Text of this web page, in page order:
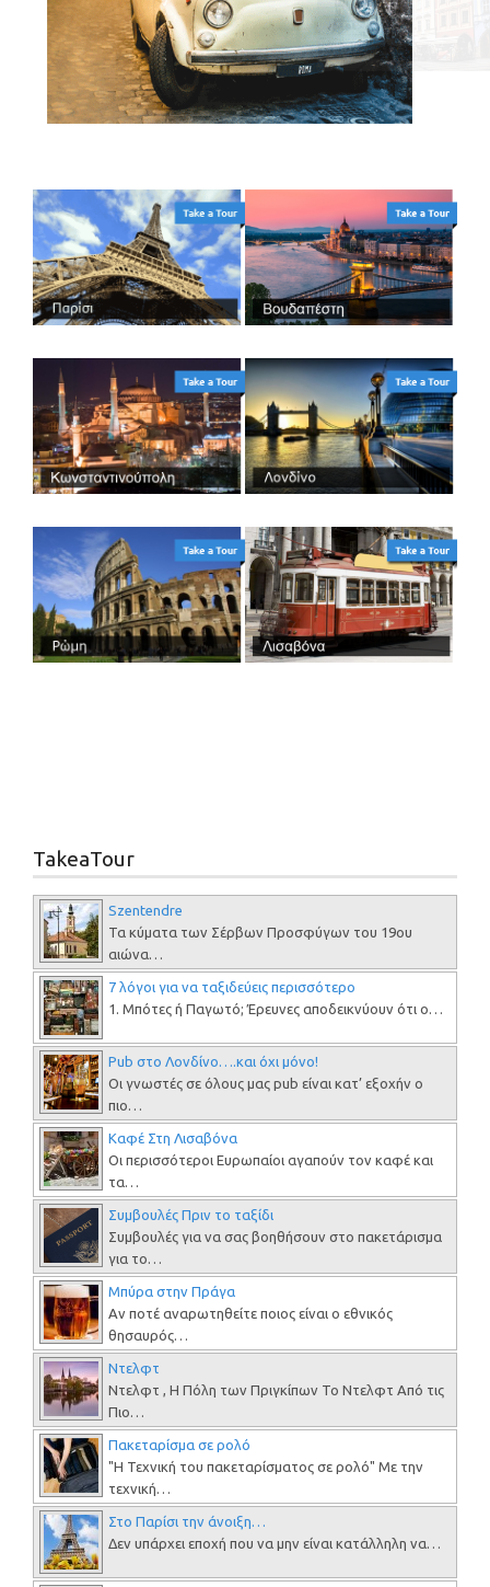
TakeaTour
Szentendre
Τα κύματα των Σέρβων Προσφύγων του 19ου
αιώνα…
7 λόγοι για να ταξιδεύεις περισσότερο
1. Μπότες ή Παγωτό; Έρευνες αποδεικνύουν ότι ο…
Pub στο Λονδίνο….και όχι μόνο!
Οι γνωστές σε όλους μας pub είναι κατ’ εξοχήν ο
πιο…
Καφέ Στη Λισαβόνα
Οι περισσότεροι Ευρωπαίοι αγαπούν τον καφέ και
τα…
Συμβουλές Πριν το ταξίδι
Συμβουλές για να σας βοηθήσουν στο πακετάρισμα
για το…
Μπύρα στην Πράγα
Αν ποτέ αναρωτηθείτε ποιος είναι ο εθνικός
θησαυρός…
Ντελφτ
Ντελφτ , H Πόλη των Πριγκίπων Το Ντελφτ Από τις
Πιο…
Πακεταρίσμα σε ρολό
"Η Τεχνική του πακεταρίσματος σε ρολό" Με την
τεχνική…
Στο Παρίσι την άνοιξη…
Δεν υπάρχει εποχή που να μην είναι κατάλληλη να…